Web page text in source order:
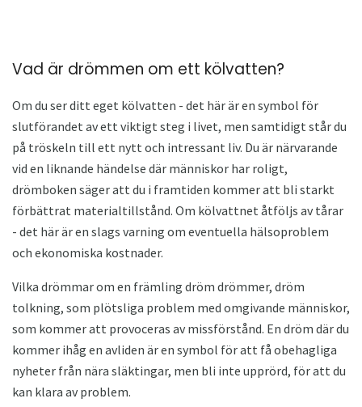
Vad är drömmen om ett kölvatten?
Om du ser ditt eget kölvatten - det här är en symbol för
slutförandet av ett viktigt steg i livet, men samtidigt står du
på tröskeln till ett nytt och intressant liv. Du är närvarande
vid en liknande händelse där människor har roligt,
drömboken säger att du i framtiden kommer att bli starkt
förbättrat materialtillstånd. Om kölvattnet åtföljs av tårar
- det här är en slags varning om eventuella hälsoproblem
och ekonomiska kostnader.
Vilka drömmar om en främling dröm drömmer, dröm
tolkning, som plötsliga problem med omgivande människor,
som kommer att provoceras av missförstånd. En dröm där du
kommer ihåg en avliden är en symbol för att få obehagliga
nyheter från nära släktingar, men bli inte upprörd, för att du
kan klara av problem.